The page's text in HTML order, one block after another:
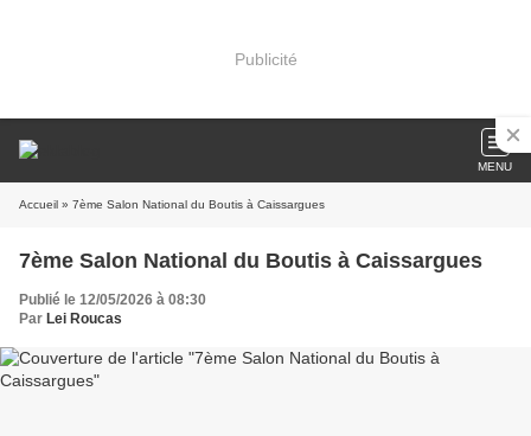
Publicité
MENU
Accueil » 7ème Salon National du Boutis à Caissargues
7ème Salon National du Boutis à Caissargues
Publié le 12/05/2026 à 08:30
Par Lei Roucas